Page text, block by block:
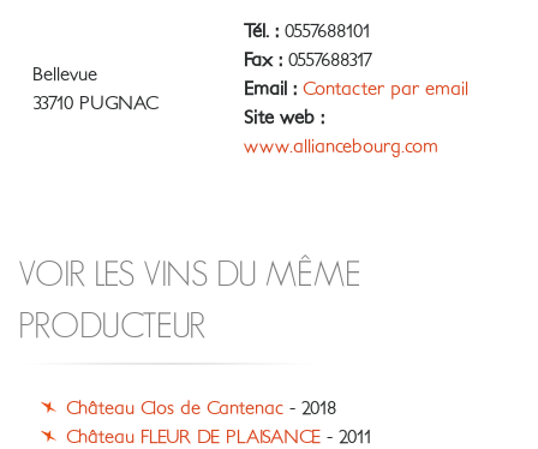
Bellevue
33710 PUGNAC
Tél. : 0557688101
Fax : 0557688317
Email : Contacter par email
Site web :
www.alliancebourg.com
VOIR LES VINS DU MÊME
PRODUCTEUR
Château Clos de Cantenac - 2018
Château FLEUR DE PLAISANCE - 2011